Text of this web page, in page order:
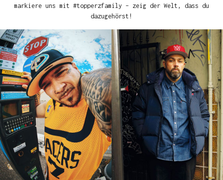
markiere uns mit #topperzfamily – zeig der Welt, dass du
dazugehörst!